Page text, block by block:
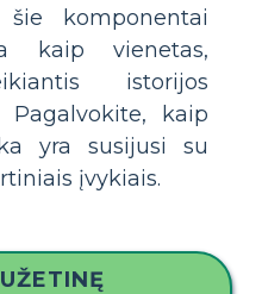
šie komponentai
kaip vienetas,
istorijos
Pagalvokite, kaip
yra susijusi su
įvykiais.